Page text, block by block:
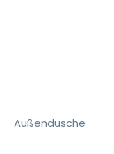
Außendusche